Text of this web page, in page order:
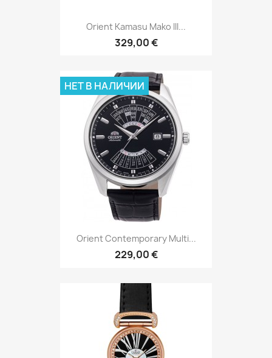
Orient Kamasu Mako III...
329,00 €
Orient Contemporary Multi...
229,00 €
НЕТ В НАЛИЧИИ